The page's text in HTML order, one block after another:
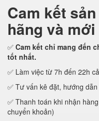
Cam kết
hãng và mới
✅ Cam kết chỉ mang đến
tốt nhất.
✅ Làm việc từ 7h đến 22h
✅ Tư vấn kê đặt, hướng
✅ Thanh toán khi nhận
chuyển khoản)